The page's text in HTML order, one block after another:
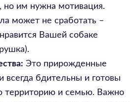
но им нужна мотивация.
может не сработать –
Вашей собаке
Это прирожденные
всегда бдительны и готовы
территорию и семью. Важно